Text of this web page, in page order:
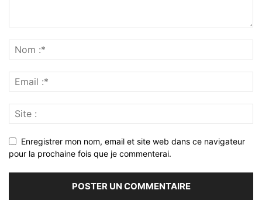
Enregistrer mon nom, email et site web dans ce navigateur
pour la prochaine fois que je commenterai.